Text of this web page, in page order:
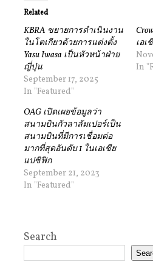
Related
KBRA ขยายการดำเนินงาน
ในโตเกียวด้วยการแต่งตั้ง
Yasu Iwasa เป็นหัวหน้าฝ่าย
ญี่ปุ่น
September 17, 2025
In "Featured"
เอ
In
OAG เปิดเผยข้อมูลว่า
สนามบินกัวลาลัมเปอร์เป็น
สนามบินที่มีการเชื่อมต่อ
มากที่สุดอันดับ 1 ในเอเชีย
แปซิฟิก
September 21, 2023
In "Featured"
Search